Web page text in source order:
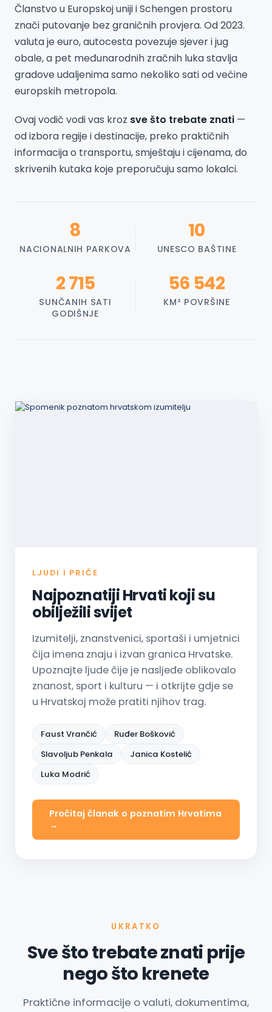
Članstvo u Europskoj uniji i Schengen prostoru
znači putovanje bez graničnih provjera. Od 2023.
valuta je euro, autocesta povezuje sjever i jug
obale, a pet međunarodnih zračnih luka stavlja
gradove udaljenima samo nekoliko sati od većine
europskih metropola.
Ovaj vodič vodi vas kroz sve što trebate znati —
od izbora regije i destinacije, preko praktičnih
informacija o transportu, smještaju i cijenama, do
skrivenih kutaka koje preporučuju samo lokalci.
8
NACIONALNIH PARKOVA
10
UNESCO BAŠTINE
2 715
SUNČANIH SATI
GODIŠNJE
56 542
KM² POVRŠINE
LJUDI I PRIČE
Najpoznatiji Hrvati koji su
obilježili svijet
Izumitelji, znanstvenici, sportaši i umjetnici
čija imena znaju i izvan granica Hrvatske.
Upoznajte ljude čije je nasljeđe oblikovalo
znanost, sport i kulturu — i otkrijte gdje se
u Hrvatskoj može pratiti njihov trag.
Faust Vrančić
Ruđer Bošković
Slavoljub Penkala
Janica Kostelić
Luka Modrić
Pročitaj članak o poznatim Hrvatima
→
UKRATKO
Sve što trebate znati prije
nego što krenete
Praktične informacije o valuti, dokumentima,